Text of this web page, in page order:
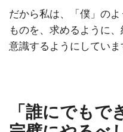
だから私は、「僕」の
ものを、求めるように
意識するようにしていま
「誰にでも